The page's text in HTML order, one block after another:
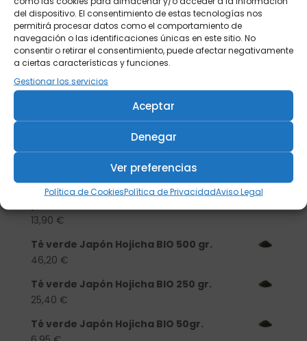
del dispositivo. El consentimiento de estas tecnologías nos
permitirá procesar datos como el comportamiento de
navegación o las identificaciones únicas en este sitio. No
consentir o retirar el consentimiento, puede afectar negativamente
a ciertas características y funciones.
Gestionar los servicios
Aceptar
Denegar
Ver preferencias
Política de CookiesPolítica de PrivacidadAviso Legal
Buscar
Tisanera "Christmas Cats" 0,25l.
13,90 €
Té verde Japón Hojicha BIO 500 gr.
46,20 €
Té verde Japón Hojicha BIO 250 gr.
25,40 €
Té verde Japón Hojicha BIO 50gr.